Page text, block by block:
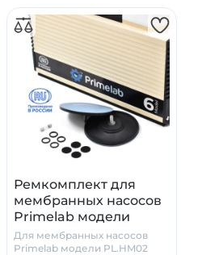
Ремкомплект для
мембранных насосов
Primelab модели
PL.HM02
Для мембранных насосов
Primelab модели PL.HM02